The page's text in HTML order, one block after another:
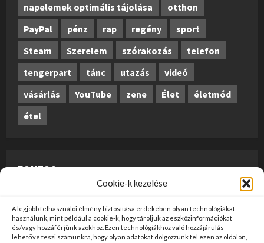
Cookie-k kezelése
A legjobb felhasználói élmény biztosítása érdekében olyan technológiákat
használunk, mint például a cookie-k, hogy tároljuk az eszközinformációkat
és/vagy hozzáférjünk azokhoz. Ezen technológiákhoz való hozzájárulás
lehetővé teszi számunkra, hogy olyan adatokat dolgozzunk fel ezen az oldalon,
napelemek optimális tájolása
otthon
PayPal
pénz rap regény
sport
Steam
Szerelem szórakozás
telefon
tengerpart
tánc utazás
videó
vásárlás
YouTube zene Élet
életmód
étel
FONTOS
szerkesztői tartalomnak, előzetes ellenőrzésen
szúrópróba-szerűen esnek át, és az üzemeltető